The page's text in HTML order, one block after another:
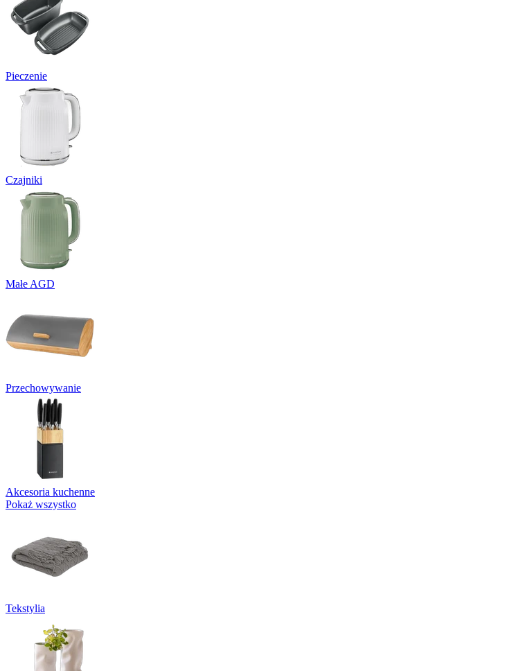
Pieczenie
Czajniki
Małe AGD
Przechowywanie
Akcesoria kuchenne
Pokaż wszystko
Tekstylia